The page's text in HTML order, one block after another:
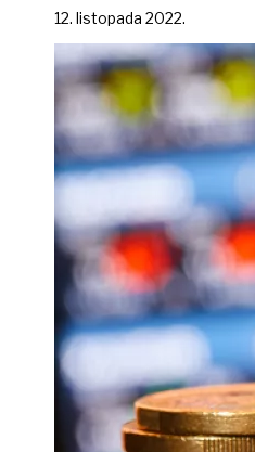
12. listopada 2022.